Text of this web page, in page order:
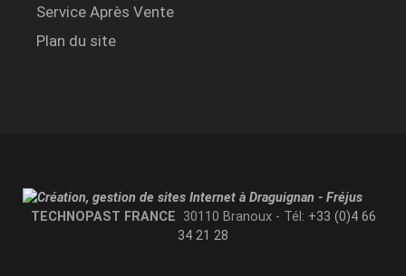
Service Après Vente
Plan du site
TECHNOPAST FRANCE 30110 Branoux - Tél: +33 (0)4 66
34 21 28